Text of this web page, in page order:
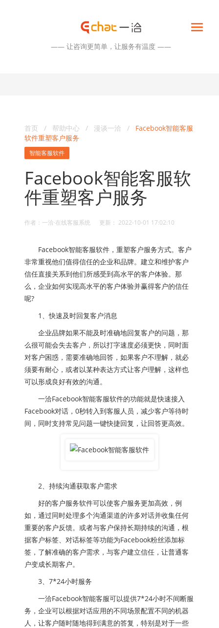
—— 让咨询更简单，让服务有温度 ——
首页 / 帮助中心 / 漫谈一洽 / Facebook智能客服
软件重塑客户服务
智能客服软件
Facebook智能客服软
件重塑客户服务
作者：一洽·在线客服系统 更新： 2022-10-01 17:02:10
Facebook智能客服软件，重塑客户服务方式。客户
非常重视他们值得信任的企业和品牌。建立和维护客户
信任直接关系到他们所感受到高水平的客户体验。那
么，企业如何实现高水平的客户体验并赢得客户的信任
呢?
1、快速及时回复客户消息
企业品牌如果不能及时准确地回复客户的问题，那
么很可能会失去客户，所以打字速度必须更快，同时面
对客户困惑，需要准确地回答，如果客户不理解，就必
须要有耐心，或者以某种表达方式让客户理解，这样也
可以形成良好有效的沟通。
一洽Facebook智能客服软件的功能就是快速接入
Facebook对话，0秒转入到客服人员，减少客户等待时
间，同时支持常见问题一键快捷回复，让回答更高效。
2、持续沟通获取客户需求
好的客户服务软件可以使客户服务更加高效，例
如，通过同时处理多个沟通渠道的许多对话并收集任何
重要的客户反馈。或者与客户保持长期持续的沟通，根
据客户标签、对话标签等功能为Facebook粉丝添加标
签，了解准确的客户需求，与客户建立信任，让普通客
户变成长期客户。
3、7*24小时服务
一洽Facebook智能客服可以提供7*24小时不间断服
务，企业可以根据对话应用的不同场景配置不同的机器
人，让客户随时随地得到满意的答复，特别是对于一些